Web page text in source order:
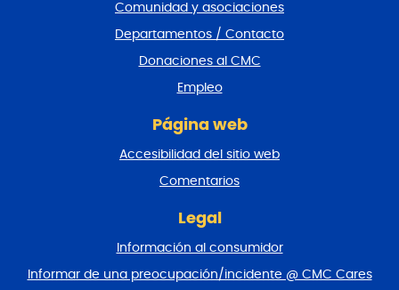
Comunidad y asociaciones
Departamentos / Contacto
Donaciones al CMC
Empleo
Página web
Accesibilidad del sitio web
Comentarios
Legal
Información al consumidor
Informar de una preocupación/incidente @ CMC Cares